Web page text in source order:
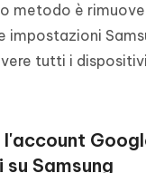
metodo è
impostazioni
tutti i
l'account
Samsung